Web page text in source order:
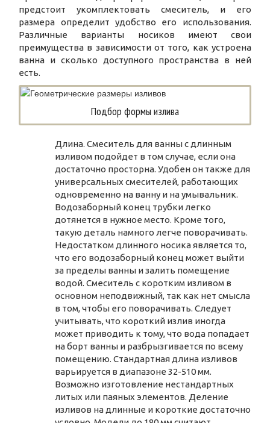
предстоит укомплектовать смеситель, и его
размера определит удобство его использования.
Различные варианты носиков имеют свои
преимущества в зависимости от того, как устроена
ванна и сколько доступного пространства в ней
есть.
Подбор формы излива
Длина. Смеситель для ванны с длинным
изливом подойдет в том случае, если она
достаточно просторна. Удобен он также для
универсальных смесителей, работающих
одновременно на ванну и на умывальник.
Водозаборный конец трубки легко
дотянется в нужное место. Кроме того,
такую деталь намного легче поворачивать.
Недостатком длинного носика является то,
что его водозаборный конец может выйти
за пределы ванны и залить помещение
водой. Смеситель с коротким изливом в
основном неподвижный, так как нет смысла
в том, чтобы его поворачивать. Следует
учитывать, что короткий излив иногда
может приводить к тому, что вода попадает
на борт ванны и разбрызгивается по всему
помещению. Стандартная длина изливов
варьируется в диапазоне 32-510 мм.
Возможно изготовление нестандартных
литых или паяных элементов. Деление
изливов на длинные и короткие достаточно